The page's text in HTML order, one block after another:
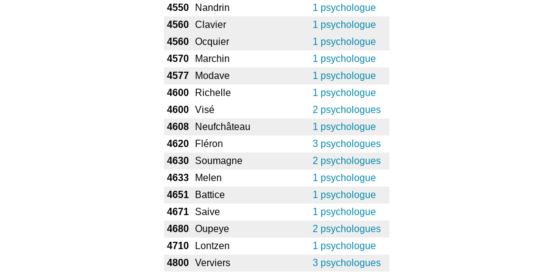
4550
Nandrin
1 psychologue
4560
Clavier
1 psychologue
4560
Ocquier
1 psychologue
4570
Marchin
1 psychologue
4577
Modave
1 psychologue
4600
Richelle
1 psychologue
4600
Visé
2 psychologues
4608
Neufchâteau
1 psychologue
4620
Fléron
3 psychologues
4630
Soumagne
2 psychologues
4633
Melen
1 psychologue
4651
Battice
1 psychologue
4671
Saive
1 psychologue
4680
Oupeye
2 psychologues
4710
Lontzen
1 psychologue
4800
Verviers
3 psychologues